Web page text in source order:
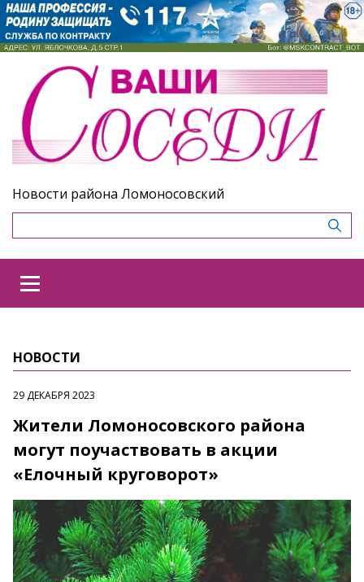
Новости района Ломоносовский
НОВОСТИ
29 ДЕКАБРЯ 2023
Жители Ломоносовского района
могут поучаствовать в акции
«Елочный круговорот»